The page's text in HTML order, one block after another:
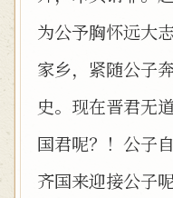
为公予胸怀远大
家乡，紧随公子
史。现在晋君无
国君呢？！公子
齐国来迎接公子